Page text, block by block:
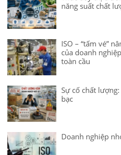
năng suất chất
ISO – “tấm vé”
của doanh
toàn cầu
Sự cố chất
bạc
Doanh nghiệp